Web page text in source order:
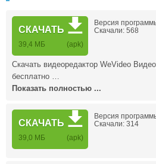
СКАЧАТЬ
39,4 МБ (apk)
Версия
Скачали: 568
Скачать видеоредактор WeVideo
бесплатно …
Показать полностью ...
СКАЧАТЬ
39,0 МБ (apk)
Версия
Скачали: 314